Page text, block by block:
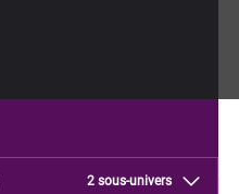
2 sous-univers